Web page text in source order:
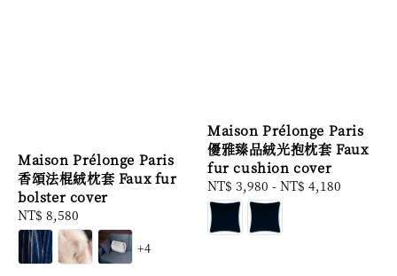
Maison Prélonge Paris
香頌法棍絨枕套 Faux fur
bolster cover
Regular
price
NT$ 8,580
+4
Maison Prélonge Paris
優雅臻品絨光抱枕套 Faux
fur cushion cover
Regular
price
NT$ 3,980 - NT$ 4,180